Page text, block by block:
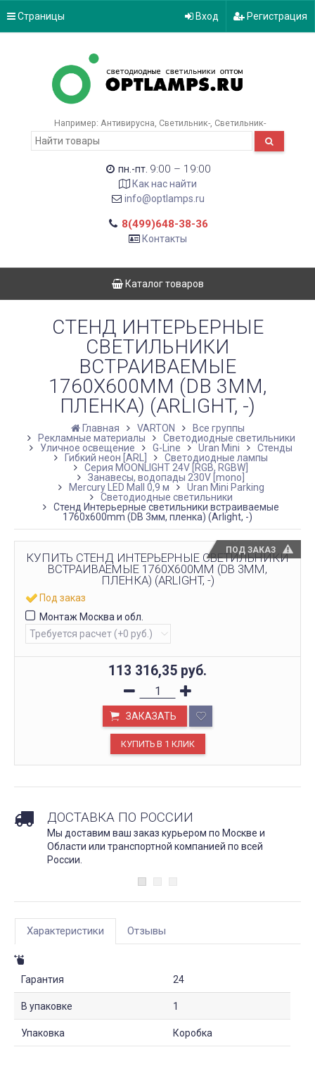
Страницы Вход Регистрация
Например: Антивирусна Светильник- Светильник-
пн.-пт. 9:00 – 19:00
Как нас найти
info@optlamps.ru
8(499)648-38-36
Контакты
Каталог товаров
СТЕНД ИНТЕРЬЕРНЫЕ
СВЕТИЛЬНИКИ
ВСТРАИВАЕМЫЕ
1760Х600MM (DB 3ММ,
ПЛЕНКА) (ARLIGHT, -)
Главная VARTON
Все группы
Рекламные материалы
Светодиодные светильники
Уличное освещение
G-Line Uran Mini
Стенды
Гибкий неон [ARL]
Светодиодные лампы
Серия MOONLIGHT 24V [RGB, RGBW]
Занавесы, водопады 230V [mono]
Mercury LED Mall 0,9 м
Uran Mini Parking
Светодиодные светильники
Стенд Интерьерные светильники встраиваемые
1760х600mm (DB 3мм, пленка) (Arlight, -)
ПОД ЗАКАЗ
КУПИТЬ СТЕНД ИНТЕРЬЕРНЫЕ СВЕТИЛЬНИКИ
ВСТРАИВАЕМЫЕ 1760Х600MM (DB 3ММ,
ПЛЕНКА) (ARLIGHT, -)
Под заказ
Монтаж Москва и обл.
113 316,35 руб.
ЗАКАЗАТЬ
ДОСТАВКА ПО РОССИИ
Мы доставим ваш заказ курьером по Москве и
Области или транспортной компанией по всей
России.
Характеристики Отзывы
Гарантия 24
В упаковке 1
Упаковка Коробка